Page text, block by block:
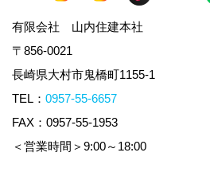
有限会社 山内住建本社
〒856-0021
長崎県大村市鬼橋町1155-1
TEL： 0957-55-6657
FAX：0957-55-1953
＜営業時間＞9:00～18:00